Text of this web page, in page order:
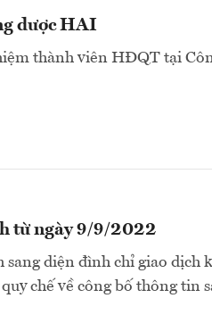
dược HAI
thành viên HĐQT tại
từ ngày 9/9/2022
sang diện đình chỉ giao dịch
chế về công bố thông tin